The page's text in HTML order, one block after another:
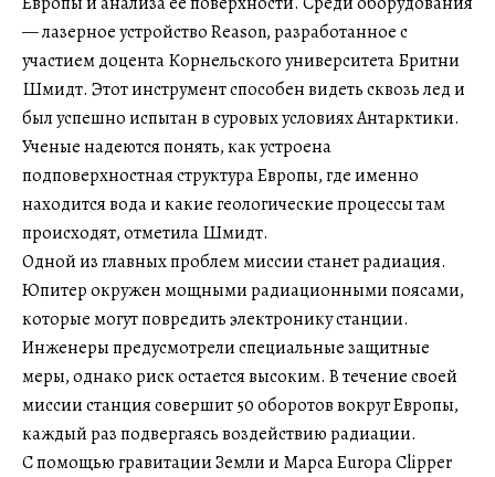
— лазерное устройство Reason, разработанное с
участием доцента Корнельского университета Бритни
Шмидт. Этот инструмент способен видеть сквозь лед и
был успешно испытан в суровых условиях Антарктики.
Ученые надеются понять, как устроена
подповерхностная структура Европы, где именно
находится вода и какие геологические процессы там
происходят, отметила Шмидт.
Одной из главных проблем миссии станет радиация.
Юпитер окружен мощными радиационными поясами,
которые могут повредить электронику станции.
Инженеры предусмотрели специальные защитные
меры, однако риск остается высоким. В течение своей
миссии станция совершит 50 оборотов вокруг Европы,
каждый раз подвергаясь воздействию радиации.
С помощью гравитации Земли и Марса Europa Clipper